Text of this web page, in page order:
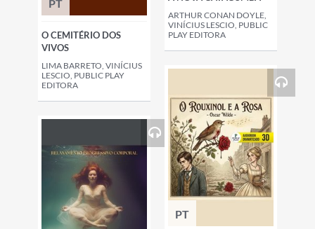
PT
O CEMITÉRIO DOS
VIVOS
LIMA BARRETO, VINÍCIUS
LESCIO, PUBLIC PLAY
EDITORA
ARTHUR CONAN DOYLE,
VINÍCIUS LESCIO, PUBLIC
PLAY EDITORA
PT